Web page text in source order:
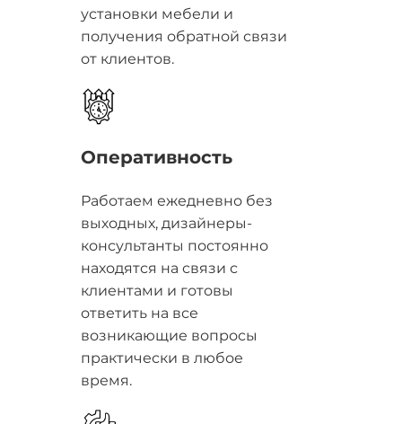
установки мебели и
получения обратной связи
от клиентов.
Оперативность
Работаем ежедневно без
выходных, дизайнеры-
консультанты постоянно
находятся на связи с
клиентами и готовы
ответить на все
возникающие вопросы
практически в любое
время.